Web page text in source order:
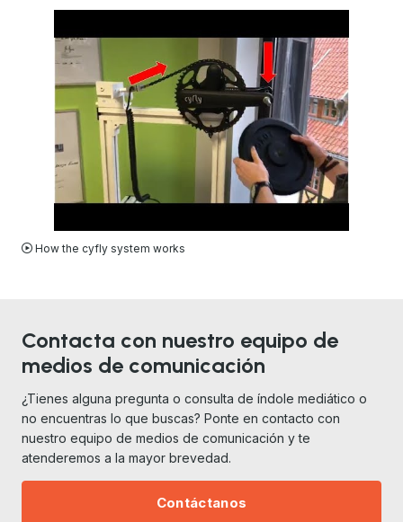
How the cyfly system works
Contacta con nuestro equipo de
medios de comunicación
¿Tienes alguna pregunta o consulta de índole mediático o
no encuentras lo que buscas? Ponte en contacto con
nuestro equipo de medios de comunicación y te
atenderemos a la mayor brevedad.
Contáctanos